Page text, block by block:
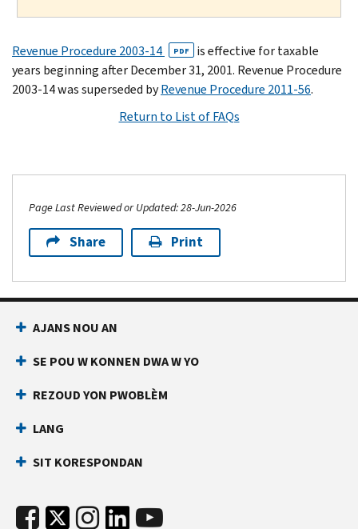
Revenue Procedure 2003-14 PDF
is effective for taxable
years beginning after December 31, 2001. Revenue Procedure
2003-14 was superseded byRevenue Procedure 2011-56.
Return to List of FAQs
Page Last Reviewed or Updated: 28-Jun-2026
Share Print
AJANS NOU AN
SE POU W KONNEN DWA W YO
REZOUD YON PWOBLÈM
LANG
SIT KORESPONDAN